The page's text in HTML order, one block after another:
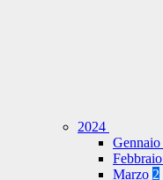
2024
Gennaio
Febbraio
Marzo 2